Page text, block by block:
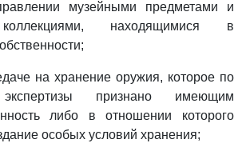
музейными предметами и
находящимися в
на хранение оружия, которое по
экспертизы признано имеющим
либо в отношении которого
особых условий хранения;